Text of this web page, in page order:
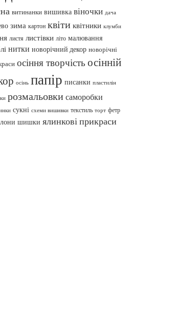
витинанки вишивка віночки дача
зима картон квіти квітники клумби
листя листівки літо малювання
нитки новорічний декор новорічні
осіння творчість осінній
осінь папір писанки пластилін
розмальовки саморобки
сукні схеми вишивки текстиль торт фетр
шишки ялинкові прикраси